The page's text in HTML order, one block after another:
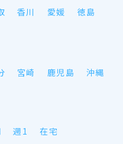
香川 愛媛
徳島
宮崎 鹿児島 沖縄
週1
在宅